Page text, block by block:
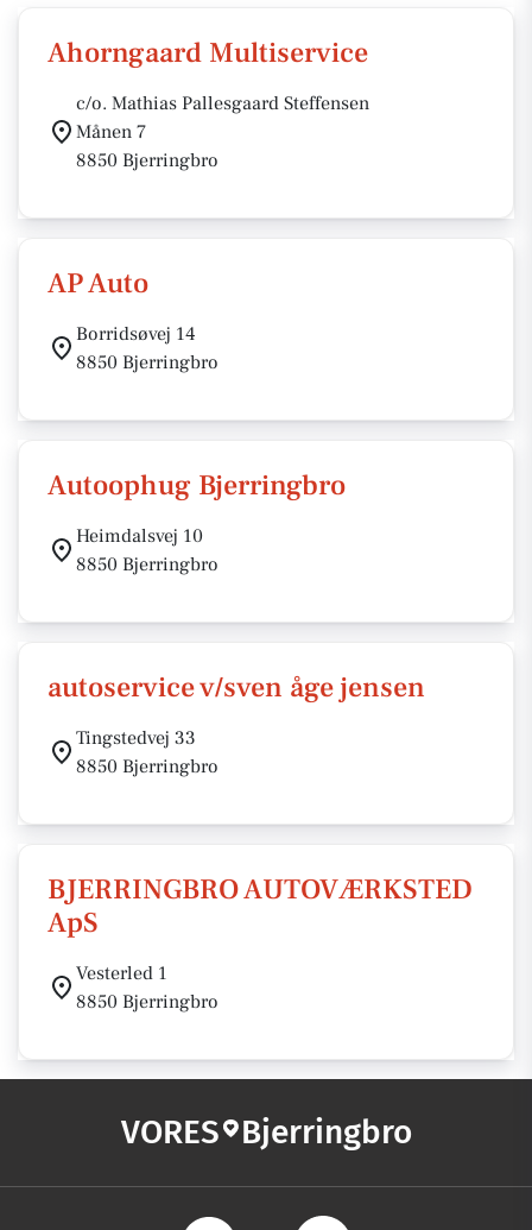
Ahorngaard Multiservice
c/o. Mathias Pallesgaard Steffensen
Månen 7
8850 Bjerringbro
AP Auto
Borridsøvej 14
8850 Bjerringbro
Autoophug Bjerringbro
Heimdalsvej 10
8850 Bjerringbro
autoservice v/sven åge jensen
Tingstedvej 33
8850 Bjerringbro
BJERRINGBRO AUTOVÆRKSTED
ApS
Vesterled 1
8850 Bjerringbro
VORES Bjerringbro